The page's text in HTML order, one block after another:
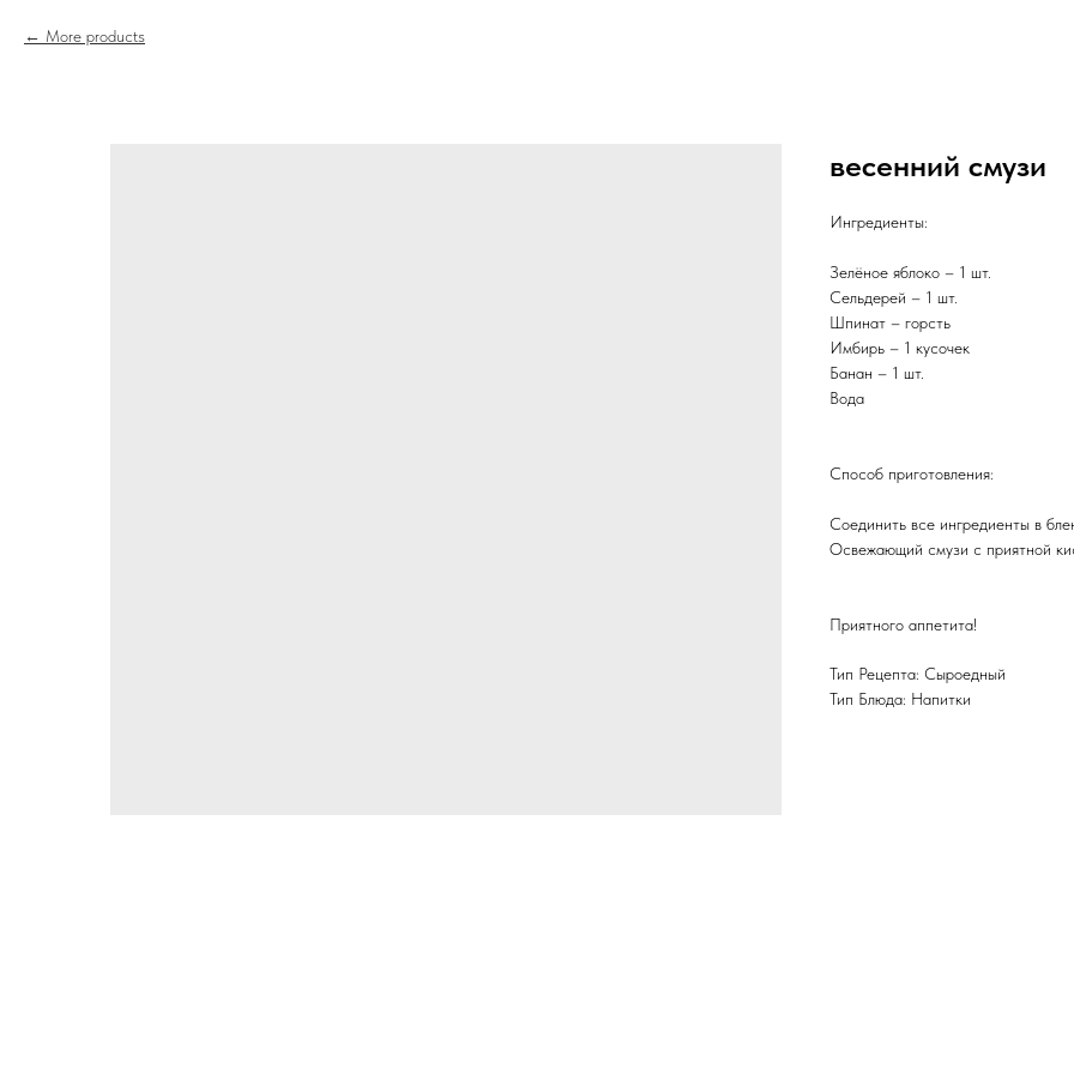
More products
весенний смузи
Ингредиенты:
Зелёное яблоко – 1 шт.
Сельдерей – 1 шт.
Шпинат – горсть
Имбирь – 1 кусочек
Банан – 1 шт.
Вода
Способ приготовления:
Соединить все ингредиенты в
Освежающий смузи с приятной
Приятного аппетита!
Тип Рецепта: Сыроедный
Тип Блюда: Напитки